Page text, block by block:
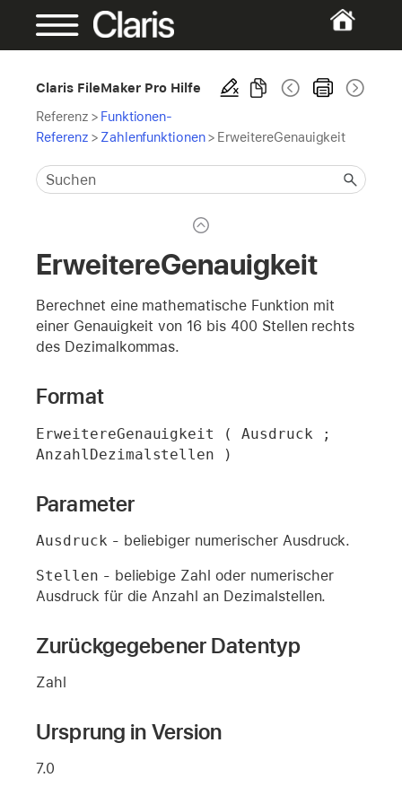
Claris FileMaker Pro Hilfe
Referenz > Funktionen-
Referenz > Zahlenfunktionen> ErweitereGenauigkeit
ErweitereGenauigkeit
Berechnet eine mathematische Funktion mit
einer Genauigkeit von 16 bis 400 Stellen rechts
des Dezimalkommas.
Format
ErweitereGenauigkeit ( Ausdruck ;
AnzahlDezimalstellen )
Parameter
Ausdruck - beliebiger numerischer Ausdruck.
Stellen - beliebige Zahl oder numerischer
Ausdruck für die Anzahl an Dezimalstellen.
Zurückgegebener Datentyp
Zahl
Ursprung in Version
7.0